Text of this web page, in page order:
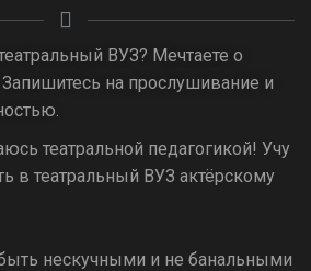
ВУЗ? Мечтаете о
Запишитесь на прослушивание и
театральной педагогикой! Учу
в театральный ВУЗ актёрскому
нескучными и не банальными